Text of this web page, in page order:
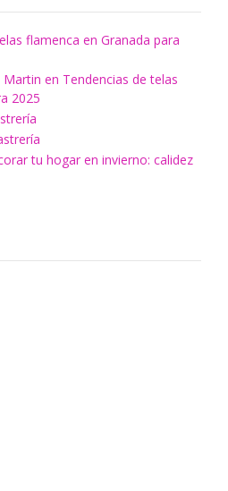
flamenca en Granada para
Martin en Tendencias de telas
2025
tu hogar en invierno: calidez